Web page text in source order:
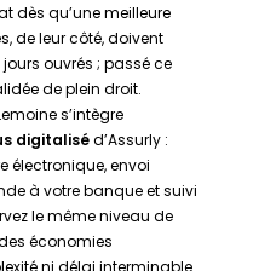
dès qu’une meilleure
de leur côté, doivent
ouvrés ; passé ce
de plein droit.
s’intègre
digitaliséd’Assurly :
électronique, envoi
à votre banque et suivi
le même niveau de
économies